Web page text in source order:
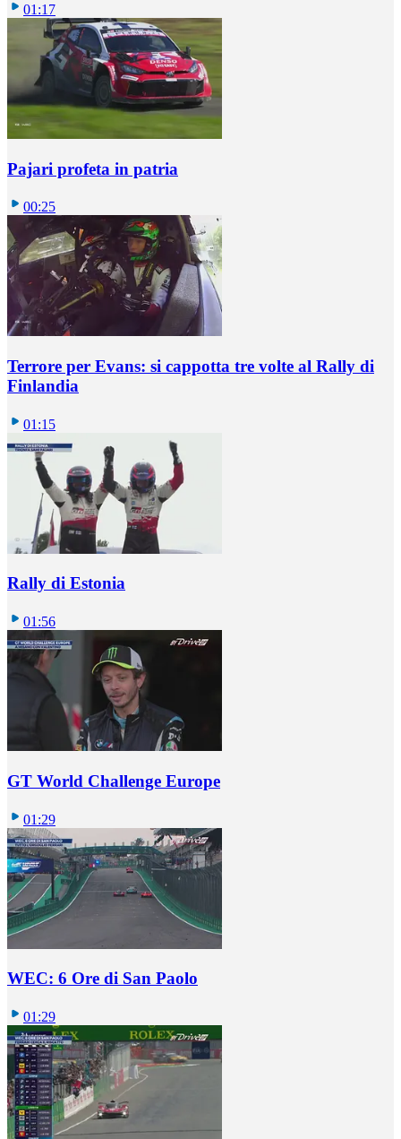
01:17
Pajari profeta in patria
00:25
Terrore per Evans: si cappotta tre volte al Rally di
Finlandia
01:15
Rally di Estonia
01:56
GT World Challenge Europe
01:29
WEC: 6 Ore di San Paolo
01:29